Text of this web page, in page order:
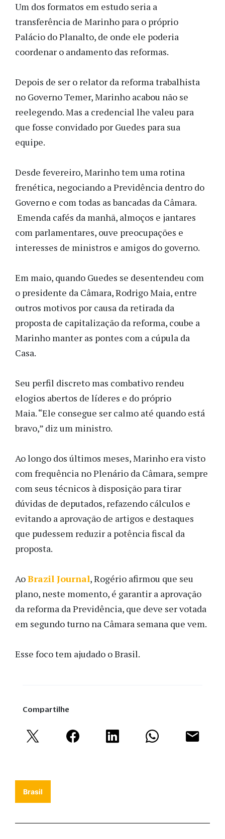
Um dos formatos em estudo seria a
transferência de Marinho para o próprio
Palácio do Planalto, de onde ele poderia
coordenar o andamento das reformas.
Depois de ser o relator da reforma trabalhista
no Governo Temer, Marinho acabou não se
reelegendo. Mas a credencial lhe valeu para
que fosse convidado por Guedes para sua
equipe.
Desde fevereiro, Marinho tem uma rotina
frenética, negociando a Previdência dentro do
Governo e com todas as bancadas da Câmara.
Emenda cafés da manhã, almoços e jantares
com parlamentares, ouve preocupações e
interesses de ministros e amigos do governo.
Em maio, quando Guedes se desentendeu com
o presidente da Câmara, Rodrigo Maia, entre
outros motivos por causa da retirada da
proposta de capitalização da reforma, coube a
Marinho manter as pontes com a cúpula da
Casa.
Seu perfil discreto mas combativo rendeu
elogios abertos de líderes e do próprio
Maia. “Ele consegue ser calmo até quando está
bravo,” diz um ministro.
Ao longo dos últimos meses, Marinho era visto
com frequência no Plenário da Câmara, sempre
com seus técnicos à disposição para tirar
dúvidas de deputados, refazendo cálculos e
evitando a aprovação de artigos e destaques
que pudessem reduzir a potência fiscal da
proposta.
AoBrazil Journal, Rogério afirmou que seu
plano, neste momento, é garantir a aprovação
da reforma da Previdência, que deve ser votada
em segundo turno na Câmara semana que vem.
Esse foco tem ajudado o Brasil.
Compartilhe
Brasil